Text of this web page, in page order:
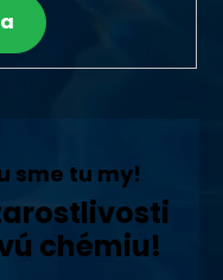
sme tu my!
chémiu!